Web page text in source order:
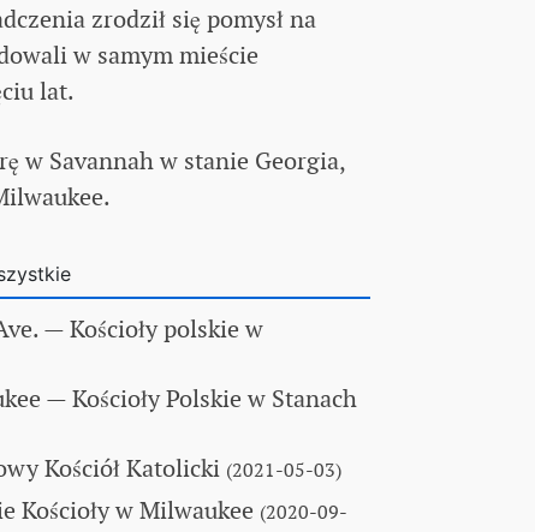
zrodził się pomysł na
w samym mieście
lat.
w Savannah w stanie Georgia,
— Kościoły polskie w
— Kościoły Polskie w Stanach
Kościół Katolicki (2021-05-03)
Kościoły w Milwaukee (2020-09-